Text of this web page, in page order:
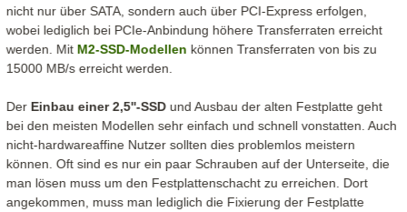
nicht nur über SATA, sondern auch über PCI-Express erfolgen,
wobei lediglich bei PCIe-Anbindung höhere Transferraten erreicht
werden. MitM2-SSD-Modellen können Transferraten von bis zu
15000 MB/s erreicht werden.
DerEinbau einer 2,5''-SSD und Ausbau der alten Festplatte geht
bei den meisten Modellen sehr einfach und schnell vonstatten. Auch
nicht-hardwareaffine Nutzer sollten dies problemlos meistern
können. Oft sind es nur ein paar Schrauben auf der Unterseite, die
man lösen muss um den Festplattenschacht zu erreichen. Dort
angekommen, muss man lediglich die Fixierung der Festplatte